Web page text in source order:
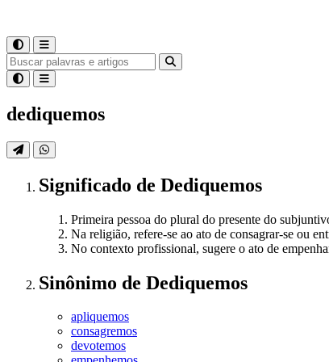
dediquemos
Significado de Dediquemos
Primeira pessoa do plural do presente do
Na religião, refere-se ao ato de consagrar-se ou
No contexto profissional, sugere o ato de
Sinônimo de Dediquemos
apliquemos
consagremos
devotemos